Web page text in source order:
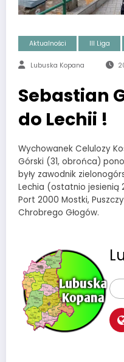
Aktualności III Liga
Lubuska Kopana
Sebastian
do Lechii !
Wychowanek Celulozy
Górski (31, obrońca)
były zawodnik
Lechia (ostatnio jesienią
Port 2000 Mostki,
Chrobrego Głogów.